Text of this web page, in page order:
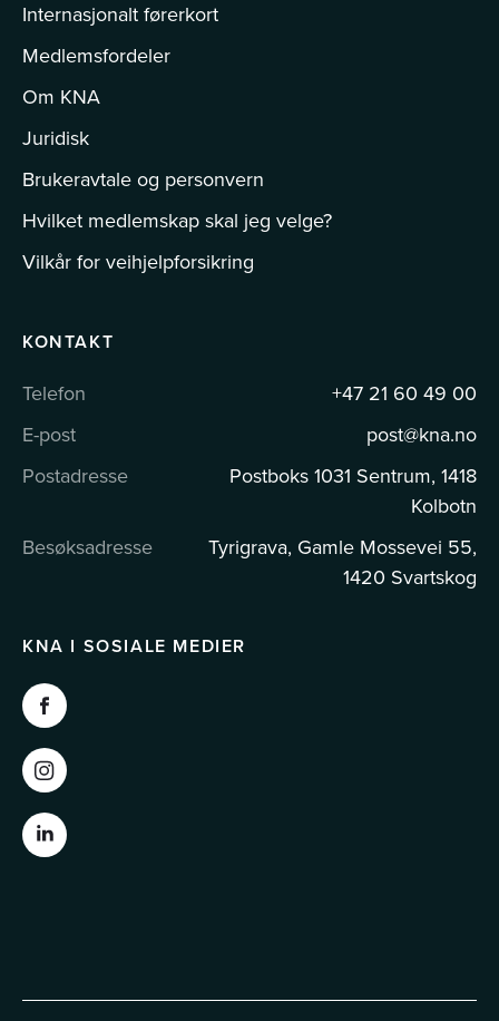
Internasjonalt førerkort
Medlemsfordeler
Om KNA
Juridisk
Brukeravtale og personvern
Hvilket medlemskap skal jeg velge?
Vilkår for veihjelpforsikring
KONTAKT
Telefon
+47 21 60 49 00
E-post
post@kna.no
Postadresse
Postboks 1031 Sentrum, 1418
Kolbotn
Besøksadresse
Tyrigrava, Gamle Mossevei 55,
1420 Svartskog
KNA I SOSIALE MEDIER